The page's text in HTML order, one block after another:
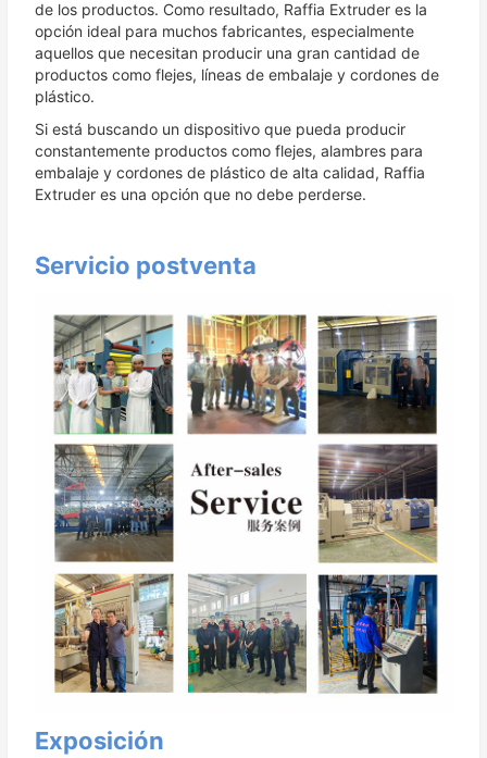
de los productos. Como resultado, Raffia Extruder es la
opción ideal para muchos fabricantes, especialmente
aquellos que necesitan producir una gran cantidad de
productos como flejes, líneas de embalaje y cordones de
plástico.
Si está buscando un dispositivo que pueda producir
constantemente productos como flejes, alambres para
embalaje y cordones de plástico de alta calidad, Raffia
Extruder es una opción que no debe perderse.
Servicio postventa
Exposición